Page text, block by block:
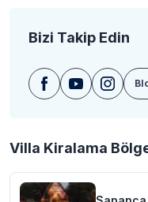
Bizi Takip Edin
Villa Kiralama